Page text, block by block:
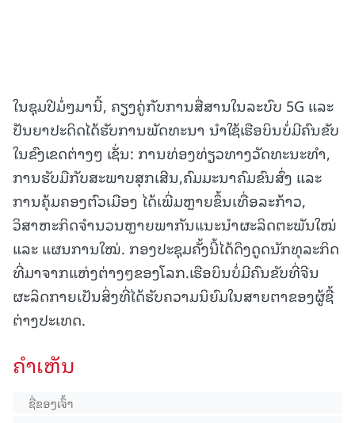
ໃນຊຸມປີມໍ່ໆມານີ້, ຄຽງຄູ່ກັບການສື່ສານໃນລະບົບ 5G ແລະ
ປັນຍາປະດິດໄດ້ຮັບການພັດທະນາ ນຳໃຊ້ເຮືອບິນບໍ່ມີຄົນຂັບ
ໃນຂົງເຂດຕ່າງໆ ເຊັ່ນ: ການທ່ອງທ່ຽວທາງວັດທະນະທຳ,
ການຮັບມືກັບສະພາບສຸກເສີນ,ຄົມມະນາຄົມຂົນສົ່ງ ແລະ
ການຄຸ້ມຄອງຕົວເມືອງ ໄດ້ເພີ່ມຫຼາຍຂຶ້ນເທື່ອລະກ້າວ,
ວິສາຫະກິດຈຳນວນຫຼາຍພາກັນແນະນຳຜະລິດຕະພັນໃໝ່
ແລະ ແຜນການໃໝ່. ກອງປະຊຸມຄັ້ງນີ້ໄດ້ດຶງດູດນັກທຸລະກິດ
ທີ່ມາຈາກແຫ່ງຕ່າງໆຂອງໂລກ.ເຮືອບິນບໍ່ມີຄົນຂັບທີ່ຈີນ
ຜະລິດກາຍເປັນສິ່ງທີ່ໄດ້ຮັບຄວາມນິຍົມໃນສາຍຕາຂອງຜູ້ຊື້
ຕ່າງປະເທດ.
ຄໍາເຫັນ